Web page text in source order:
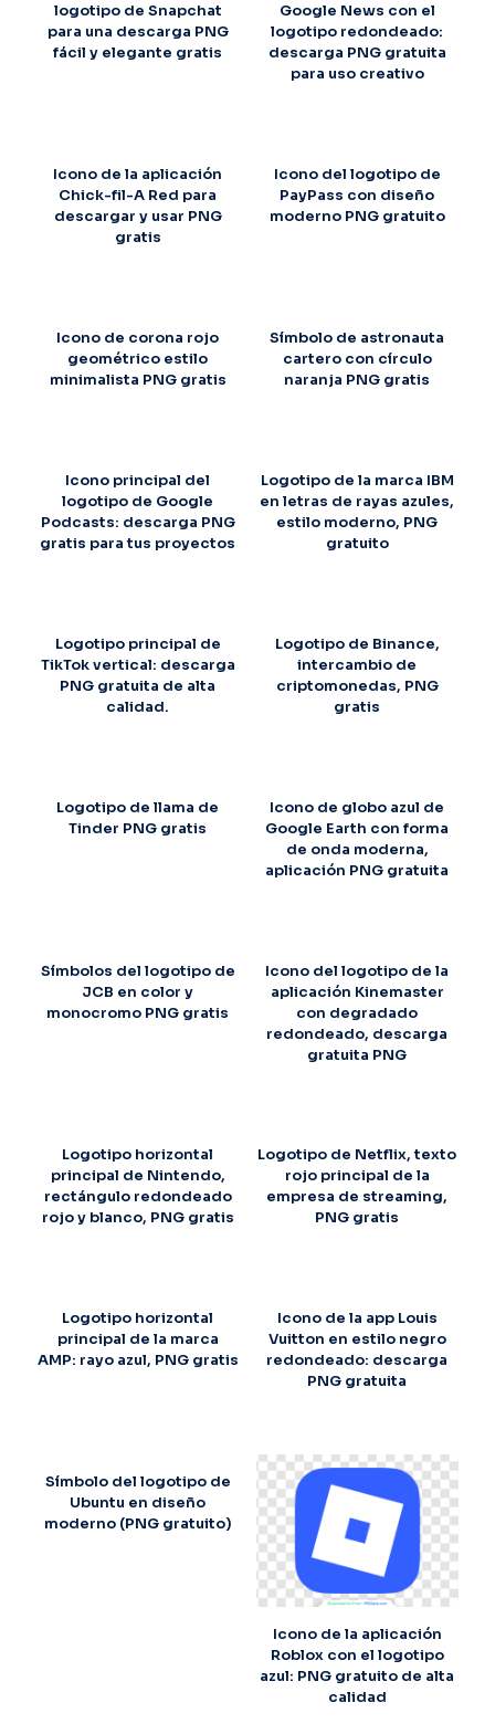
logotipo de Snapchat
para una descarga PNG
fácil y elegante gratis
Google News con el
logotipo redondeado:
descarga PNG gratuita
para uso creativo
Icono de la aplicación
Chick-fil-A Red para
descargar y usar PNG
gratis
Icono del logotipo de
PayPass con diseño
moderno PNG gratuito
Icono de corona rojo
geométrico estilo
minimalista PNG gratis
Símbolo de astronauta
cartero con círculo
naranja PNG gratis
Icono principal del
logotipo de Google
Podcasts: descarga PNG
gratis para tus proyectos
Logotipo de la marca IBM
en letras de rayas azules,
estilo moderno, PNG
gratuito
Logotipo principal de
TikTok vertical: descarga
PNG gratuita de alta
calidad.
Logotipo de Binance,
intercambio de
criptomonedas, PNG
gratis
Logotipo de llama de
Tinder PNG gratis
Icono de globo azul de
Google Earth con forma
de onda moderna,
aplicación PNG gratuita
Símbolos del logotipo de
JCB en color y
monocromo PNG gratis
Icono del logotipo de la
aplicación Kinemaster
con degradado
redondeado, descarga
gratuita PNG
Logotipo horizontal
principal de Nintendo,
rectángulo redondeado
rojo y blanco, PNG gratis
Logotipo de Netflix, texto
rojo principal de la
empresa de streaming,
PNG gratis
Logotipo horizontal
principal de la marca
AMP: rayo azul, PNG gratis
Icono de la app Louis
Vuitton en estilo negro
redondeado: descarga
PNG gratuita
Símbolo del logotipo de
Ubuntu en diseño
moderno (PNG gratuito)
Icono de la aplicación
Roblox con el logotipo
azul: PNG gratuito de alta
calidad